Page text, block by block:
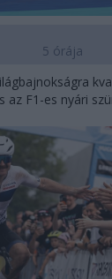
5 órája
az F1-es nyári